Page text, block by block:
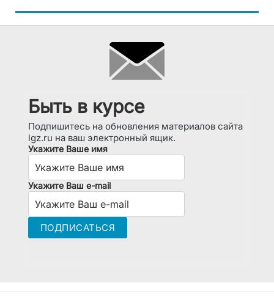
Быть в курсе
Подпишитесь на обновления материалов сайта
lgz.ru на ваш электронный ящик.
Укажите Ваше имя
Укажите Ваш e-mail